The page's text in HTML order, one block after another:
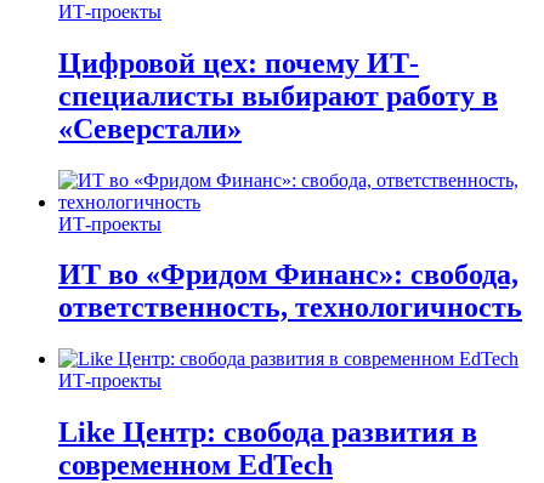
ИТ-проекты
Цифровой цех: почему ИТ-
специалисты выбирают работу в
«Северстали»
ИТ-проекты
ИТ во «Фридом Финанс»: свобода,
ответственность, технологичность
ИТ-проекты
Like Центр: свобода развития в
современном EdTech